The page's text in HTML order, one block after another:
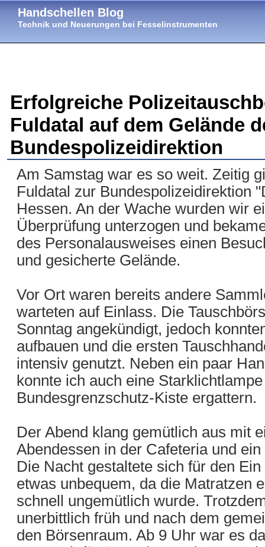
Handschellen Blog
Technik und Neuerungen bei Fesselinstrumenten
Erfolgreiche
Fuldatal auf dem Gelände
Bundespolizeidirektion
Am Samstag war es so weit. Zeitig
Fuldatal zur Bundespolizeidirektion
Hessen. An der Wache wurden wir
Überprüfung unterzogen und
des Personalausweises einen
und gesicherte Gelände.
Vor Ort waren bereits andere
warteten auf Einlass. Die
Sonntag angekündigt, jedoch
aufbauen und die ersten
intensiv genutzt. Neben ein paar
konnte ich auch eine
Bundesgrenzschutz-Kiste ergattern.
Der Abend klang gemütlich aus mit
Abendessen in der Cafeteria und
Die Nacht gestaltete sich für den
etwas unbequem, da die Matratzen
schnell ungemütlich wurde.
unerbittlich früh und nach dem
den Börsenraum. Ab 9 Uhr war es